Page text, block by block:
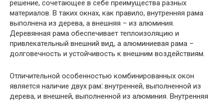
решение, сочетающее в себе преимущества разных
материалов. В таких окнах, как правило, внутренняя рама
выполнена из дерева, а внешняя – из алюминия.
Деревянная рама обеспечивает теплоизоляцию и
привлекательный внешний вид, а алюминиевая рама –
долговечность и устойчивость к внешним воздействиям.
Отличительной особенностью комбинированных окон
является наличие двух рам⁚ внутренней, выполненной из
дерева, и внешней, выполненной из алюминия. Внутренняя